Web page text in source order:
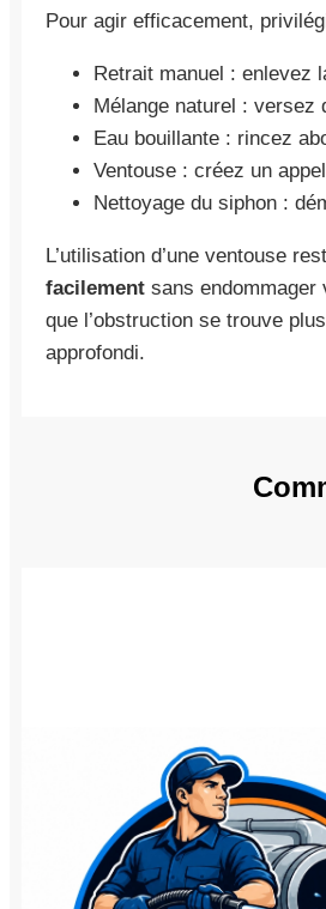
Pour agir efficacement,
Retrait manuel : enlevez
Mélange naturel : versez
Eau bouillante : rincez
Ventouse : créez un
Nettoyage du siphon :
L’utilisation d’une ventouse
facilement sans endommager
que l’obstruction se trouve
approfondi.